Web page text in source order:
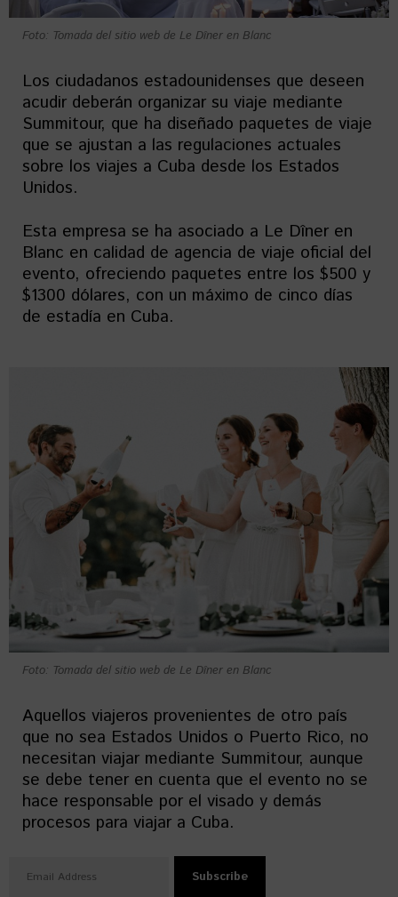
Foto: Tomada del sitio web de Le Dîner en Blanc
Los ciudadanos estadounidenses que deseen
acudir deberán organizar su viaje mediante
Summitour, que ha diseñado paquetes de viaje
que se ajustan a las regulaciones actuales
sobre los viajes a Cuba desde los Estados
Unidos.
Esta empresa se ha asociado a Le Dîner en
Blanc en calidad de agencia de viaje oficial del
evento, ofreciendo paquetes entre los $500 y
$1300 dólares, con un máximo de cinco días
de estadía en Cuba.
Foto: Tomada del sitio web de Le Dîner en Blanc
Aquellos viajeros provenientes de otro país
que no sea Estados Unidos o Puerto Rico, no
necesitan viajar mediante Summitour, aunque
se debe tener en cuenta que el evento no se
hace responsable por el visado y demás
procesos para viajar a Cuba.